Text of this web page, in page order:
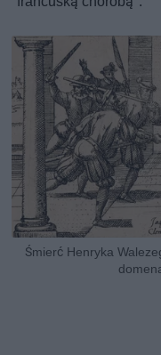
Śmierć Henryka